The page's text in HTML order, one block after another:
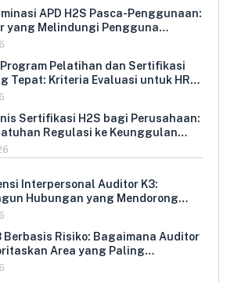
APD H2S Pasca-Penggunaan:
yang Melindungi Pengguna
dan Memperpanjang Umur
Pelatihan dan Sertifikasi
Tepat: Kriteria Evaluasi untuk HR
Manager
Sertifikasi H2S bagi Perusahaan:
Regulasi ke Keunggulan
Interpersonal Auditor K3:
Hubungan yang Mendorong
dan Kepatuhan Sukarela
Berbasis Risiko: Bagaimana Auditor
Area yang Paling
Kepatuhan Perusahaan